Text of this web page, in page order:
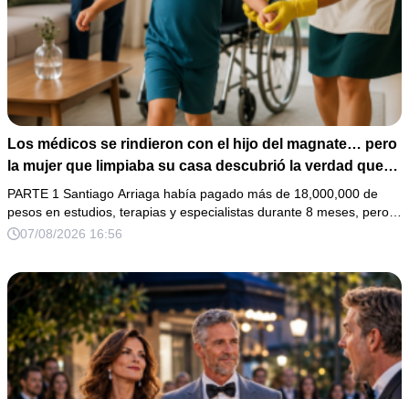
Los médicos se rindieron con el hijo del magnate… pero
la mujer que limpiaba su casa descubrió la verdad que
nadie quiso escuchar.
PARTE 1 Santiago Arriaga había pagado más de 18,000,000 de
pesos en estudios, terapias y especialistas durante 8 meses, pero…
07/08/2026 16:56